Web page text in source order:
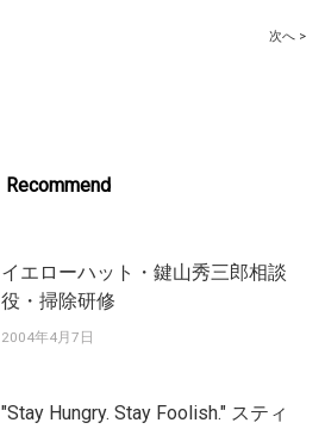
次へ >
Recommend
イエローハット・鍵山秀三郎相談
役・掃除研修
2004年4月7日
"Stay Hungry. Stay Foolish." スティ